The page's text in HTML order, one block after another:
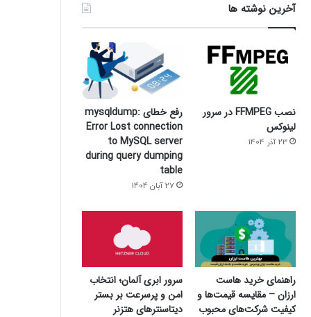
آخرین نوشته ها
نصب FFMPEG در سرور
لینوکس
23 آذر 1404
رفع خطای mysqldump:
Error Lost connection
to MySQL server
during query dumping
table
27 آبان 1404
راهنمای خرید هاست
ارزان – مقایسه قیمت‌ها و
کیفیت شرکت‌های محبوب
سرور ابری آلمان؛ انتخاب
امن و پرسرعت بر بستر
دیتاسنترهای هتزنر